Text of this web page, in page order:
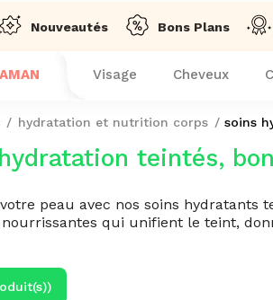
Nouveautés Bons Plans
Visage Cheveux
hydratation et nutrition corps soins
teintés,
peau avec nos soins hydratants
qui unifient le teint,